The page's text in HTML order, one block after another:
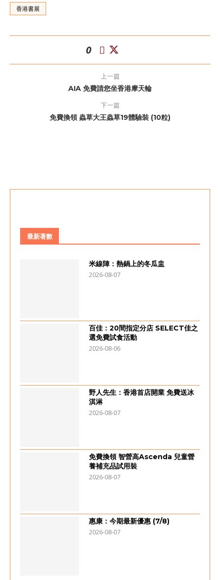
香港書展
0
上一篇
AIA 免費請您坐香港摩天輪
下一篇
免費換領 蟲草大王蟲草19體驗裝 (10粒)
最新著數
米線陣：熱鍋上的冬瓜盅
2026-08-07
百佳：20間指定分店 SELECT佳之
選免費試食活動
2026-08-06
野人先生：香港首店開業 免費送冰
淇淋
2026-08-07
免費換領 智營高Ascenda 兒童營
養補充品試用裝
2026-08-07
惠康：今期最新優惠 (7/8)
2026-08-07